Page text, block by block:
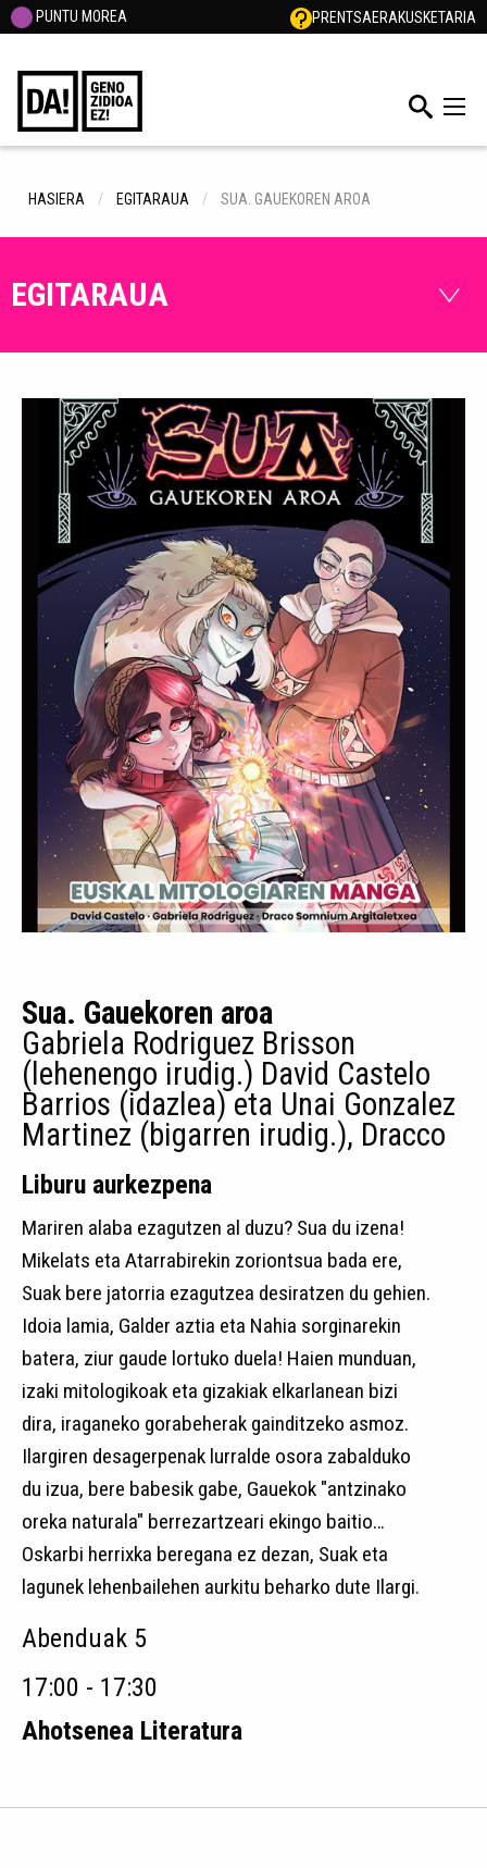
PUNTU MOREA PRENTSAERAKUSKETARIA
HASIERA EGITARAUA SUA. GAUEKOREN AROA
EGITARAUA
Sua. Gauekoren aroa
Gabriela Rodriguez Brisson
(lehenengo irudig.) David Castelo
Barrios (idazlea) eta Unai Gonzalez
Martinez (bigarren irudig.), Dracco
Liburu aurkezpena
Mariren alaba ezagutzen al duzu? Sua du izena!
Mikelats eta Atarrabirekin zoriontsua bada ere,
Suak bere jatorria ezagutzea desiratzen du gehien.
Idoia lamia, Galder aztia eta Nahia sorginarekin
batera, ziur gaude lortuko duela! Haien munduan,
izaki mitologikoak eta gizakiak elkarlanean bizi
dira, iraganeko gorabeherak gainditzeko asmoz.
Ilargiren desagerpenak lurralde osora zabalduko
du izua, bere babesik gabe, Gauekok "antzinako
oreka naturala" berrezartzeari ekingo baitio…
Oskarbi herrixka beregana ez dezan, Suak eta
lagunek lehenbailehen aurkitu beharko dute Ilargi.
Abenduak 5
17:00 - 17:30
Ahotsenea Literatura